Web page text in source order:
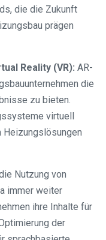
die die Zukunft
prägen
Reality (VR): AR-
die
zu bieten.
virtuell
Heizungslösungen
Nutzung von
immer weiter
ihre Inhalte für
der